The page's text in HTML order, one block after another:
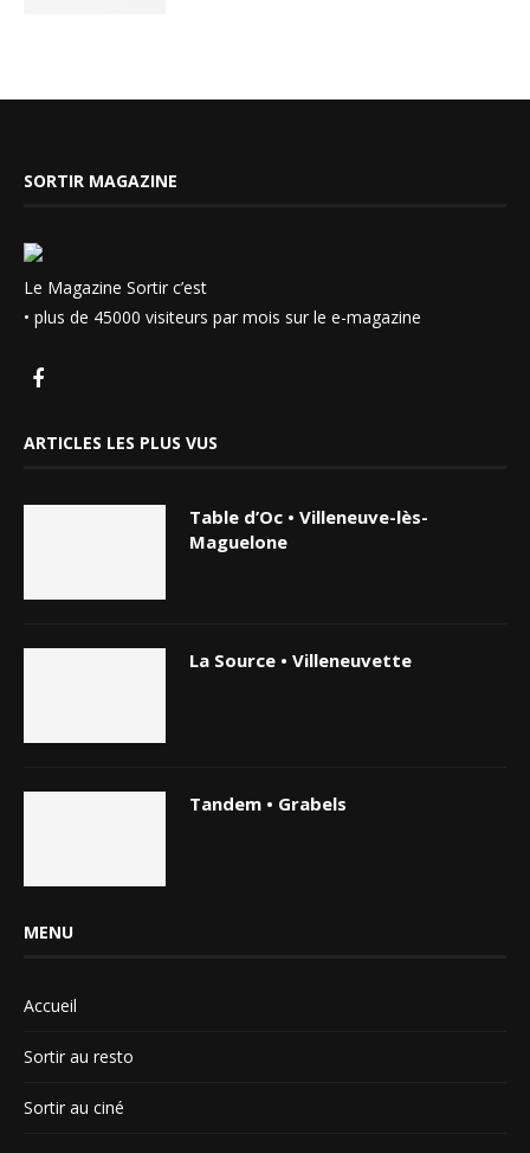
SORTIR MAGAZINE
Le Magazine Sortir c’est
• plus de 45000 visiteurs par mois sur le e-magazine
ARTICLES LES PLUS VUS
Table d’Oc • Villeneuve-lès-
Maguelone
La Source • Villeneuvette
Tandem • Grabels
MENU
Accueil
Sortir au resto
Sortir au ciné